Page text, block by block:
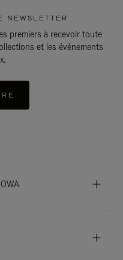
NEWSLETTER
premiers à recevoir toute
et les évènements